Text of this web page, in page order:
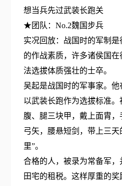
想当兵先过武装长跑关
★团队：No.2魏国步兵
实况回放：战国时的军制
的作战素质，许多诸侯国
法选拔体质强壮的士卒。
吴起是战国时的军事家。
以武装长跑作为选拔标准。
腹、腿三块甲，戴上面胄
弓矢，腰悬短剑，带上三
里”。
合格的人，被录为常备军
田宅的租税。这样厚重的